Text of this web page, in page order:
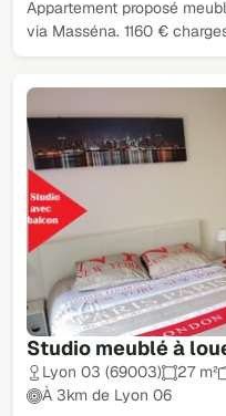
Appartement proposé
via Masséna. 1160 €
Studio meublé à
Lyon 03 (69003) 27 m²
À 3km de Lyon 06